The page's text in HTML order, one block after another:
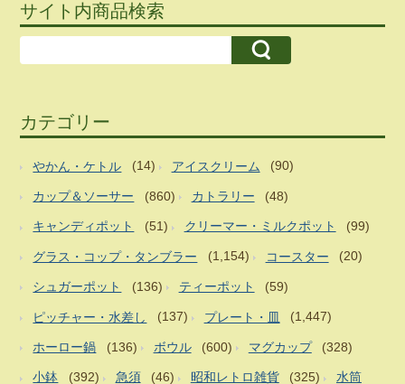
サイト内商品検索
カテゴリー
やかん・ケトル (14) アイスクリーム (90)
カップ＆ソーサー (860) カトラリー (48)
キャンディポット (51) クリーマー・ミルクポット (99)
グラス・コップ・タンブラー (1,154) コースター (20)
シュガーポット (136) ティーポット (59)
ピッチャー・水差し (137) プレート・皿 (1,447)
ホーロー鍋 (136) ボウル (600) マグカップ (328)
小鉢 (392) 急須 (46) 昭和レトロ雑貨 (325) 水筒